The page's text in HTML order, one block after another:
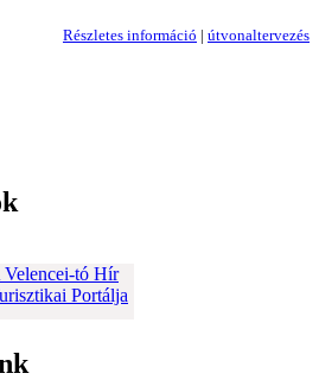
Részletes információ | útvonaltervezés